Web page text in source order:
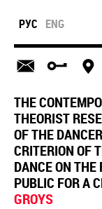
РУС ENG
THE
THEORIST
OF THE
CRITERION OF
DANCE ON THE
PUBLIC FOR A
GROYS